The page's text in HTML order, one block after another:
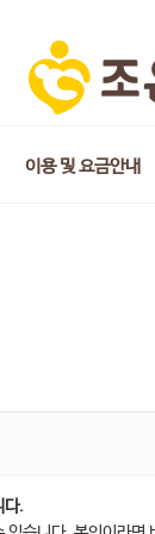
이용 및 요금안내
다.